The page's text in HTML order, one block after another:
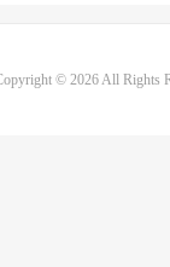
© 2026 All Rights